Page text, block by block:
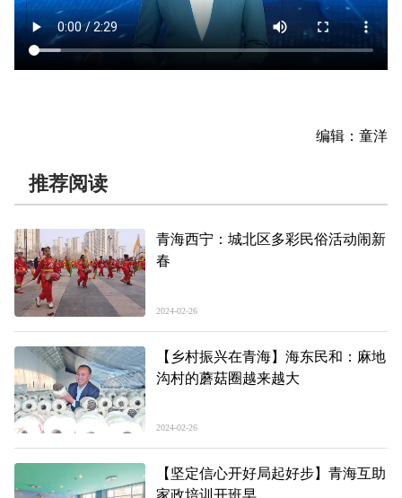
编辑：童洋
推荐阅读
青海西宁：城北区多彩民俗活动闹新
春
2024-02-26
【乡村振兴在青海】海东民和：麻地
沟村的蘑菇圈越来越大
2024-02-26
【坚定信心开好局起好步】青海互助
家政培训开班早